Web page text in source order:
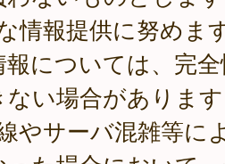
報提供に努めま
については、完
い場合がありま
サーバ混雑等に